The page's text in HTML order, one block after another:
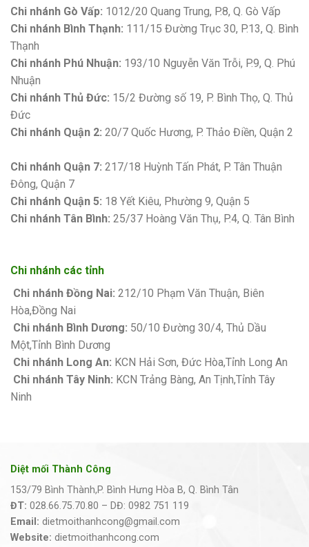
Chi nhánh Gò Vấp: 1012/20 Quang Trung, P.8, Q. Gò Vấp
Chi nhánh Bình Thạnh: 111/15 Đường Trục 30, P.13, Q. Bình
Thạnh
Chi nhánh Phú Nhuận: 193/10 Nguyễn Văn Trỗi, P.9, Q. Phú
Nhuận
Chi nhánh Thủ Đức: 15/2 Đường số 19, P. Bình Thọ, Q. Thủ
Đức
Chi nhánh Quận 2: 20/7 Quốc Hương, P. Thảo Điền, Quận 2
Chi nhánh Quận 7: 217/18 Huỳnh Tấn Phát, P. Tân Thuận
Đông, Quận 7
Chi nhánh Quận 5: 18 Yết Kiêu, Phường 9, Quận 5
Chi nhánh Tân Bình: 25/37 Hoàng Văn Thụ, P.4, Q. Tân Bình
Chi nhánh các tỉnh
Chi nhánh Đồng Nai: 212/10 Phạm Văn Thuận, Biên
Hòa,Đồng Nai
Chi nhánh Bình Dương: 50/10 Đường 30/4, Thủ Dầu
Một,Tỉnh Bình Dương
Chi nhánh Long An: KCN Hải Sơn, Đức Hòa,Tỉnh Long An
Chi nhánh Tây Ninh: KCN Trảng Bàng, An Tịnh,Tỉnh Tây
Ninh
Diệt mối Thành Công
153/79 Bình Thành,P. Bình Hưng Hòa B, Q. Bình Tân
ĐT: 028.66.75.70.80 – DĐ: 0982 751 119
Email: dietmoithanhcong@gmail.com
Website: dietmoithanhcong.com